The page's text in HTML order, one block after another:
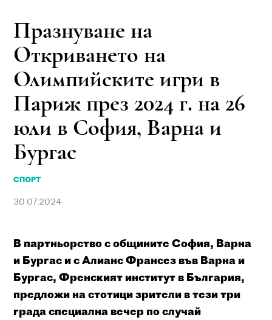
Празнуване на
Oткриването на
Олимпийските игри в
Париж през 2024 г. на 26
юли в София, Варна и
Бургас
СПОРТ
30.07.2024
В партньорство с общините София, Варна
и Бургас и с Алианс Франсез във Варна и
Бургас, Френският институт в България,
предложи на стотици зрители в тези три
града специална вечер по случай